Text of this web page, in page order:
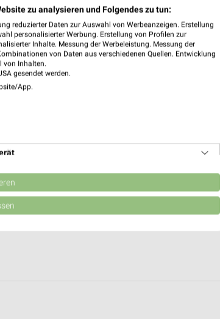
zu analysieren und Folgendes zu tun:
reduzierter Daten zur Auswahl von Werbeanzeigen. Erstellung
personalisierter Werbung. Erstellung von Profilen zur
Inhalte. Messung der Werbeleistung. Messung der
von Daten aus verschiedenen Quellen. Entwicklung
von Inhalten.
gesendet werden.
App.